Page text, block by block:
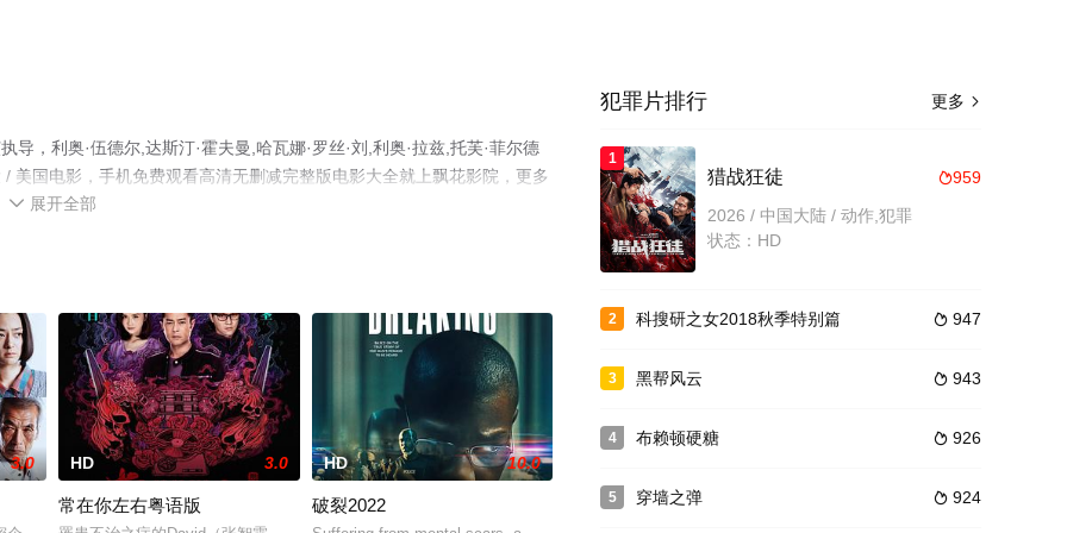
，利奥·伍德尔,达斯汀·霍夫曼,哈瓦娜·罗丝·刘,利奥·拉兹,托芙·菲尔德
美国电影，手机免费观看高清无删减完整版电影大全就上飘花影院，更多
 展开全部
3.0 HD 3.0
常在你左右粤语版
HD 10.0
破裂2022
更多 
犯罪片排行
1
959
猎战狂徒
2026 / 中国大陆 / 动作,犯罪
状态：HD
2  947
科搜研之女2018秋季特别篇
3  943
黑帮风云
4  926
布赖顿硬糖
5  924
穿墙之弹